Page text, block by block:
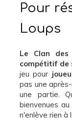
Pour
Loups
Le Clan des
compétitif de
jeu pour
pas une
une partie.
bienvenues
n'enlève rien à